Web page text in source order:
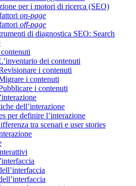
per i motori di ricerca (SEO)
on-page
off-page
di diagnostica SEO: Search
dei contenuti
i contenuti
i contenuti
i contenuti
dell’interazione
per definire l’interazione
tra scenari e user stories